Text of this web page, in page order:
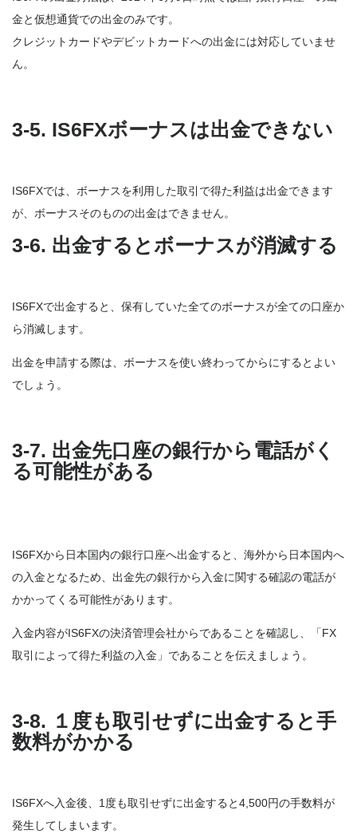
金と仮想通貨での出金のみです。
クレジットカードやデビットカードへの出金には対応していませ
ん。
3-5. IS6FXボーナスは出金できない
IS6FXでは、ボーナスを利用した取引で得た利益は出金できます
が、ボーナスそのものの出金はできません。
3-6. 出金するとボーナスが消滅する
IS6FXで出金すると、保有していた全てのボーナスが全ての口座か
ら消滅します。
出金を申請する際は、ボーナスを使い終わってからにするとよい
でしょう。
3-7. 出金先口座の銀行から電話がく
る可能性がある
IS6FXから日本国内の銀行口座へ出金すると、海外から日本国内へ
の入金となるため、出金先の銀行から入金に関する確認の電話が
かかってくる可能性があります。
入金内容がIS6FXの決済管理会社からであることを確認し、「FX
取引によって得た利益の入金」であることを伝えましょう。
3-8. １度も取引せずに出金すると手
数料がかかる
IS6FXへ入金後、1度も取引せずに出金すると4,500円の手数料が
発生してしまいます。